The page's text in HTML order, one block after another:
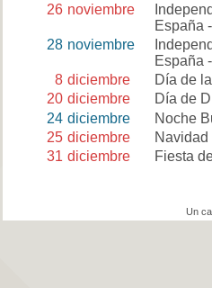
26 noviembre
España
28 noviembre
España
8 diciembre
Día de
20 diciembre
Día de
24 diciembre
Noche
25 diciembre
Navidad
31 diciembre Fiesta
Un